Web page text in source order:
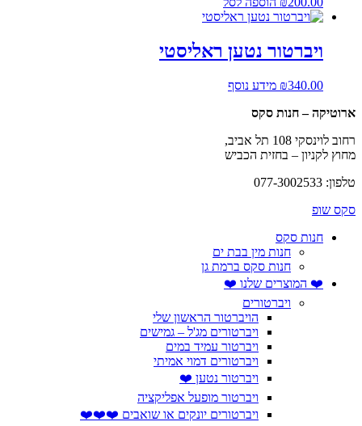
ויברטור נטען ראליסטי
₪340.00
מידע נוסף
ארוטיקה – חנות סקס
רחוב לוינסקי 108 תל אביב,
מחוץ לקניון – בחזית הכביש
טלפון: 077-3002533
סקס שופ
חנות סקס
חנות מין בבת ים
חנות סקס ברמת גן
❤️ המוצרים שלנו ❤️
ויברטורים
הויברטור הראשון שלי
ויברטורים מג'ל – גמישים
ויברטור עמיד במים
ויברטורים דמוי אמיתי
ויברטור נטען ❤️
ויברטור מופעל אפליקציה
ויברטורים יונקים או שואבים ❤️❤️❤️